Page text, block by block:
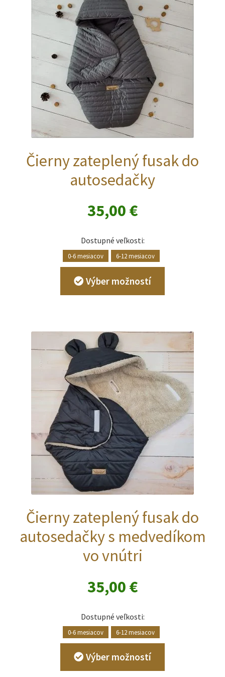
môžete
vybrať
produktu.
Čierny zateplený fusak do
autosedačky
35,00 €
Dostupné veľkosti:
0-6 mesiacov 6-12 mesiacov
Výber možností
má
Možnosti
si
môžete
vybrať
na
stránke
produktu.
Čierny zateplený fusak do
autosedačky s medvedíkom
vo vnútri
35,00 €
Dostupné veľkosti:
0-6 mesiacov 6-12 mesiacov
Výber možností
má